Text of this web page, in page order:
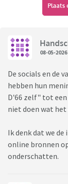
Plaats
08-05-2026
De socials en de
hebben hun
D'66 zelf" tot
niet doen wat
Ik denk dat we
online bronnen
onderschatten.